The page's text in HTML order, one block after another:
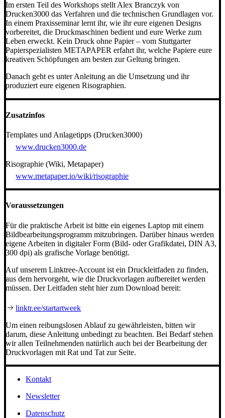
Im ersten Teil des Workshops stellt Alex Branczyk von
Drucken3000 das Verfahren und die technischen Grundlagen vor.
In einem Praxisseminar lernt ihr, wie ihr eure eigenen Designs
vorbereitet, die Druckmaschinen bedient und eure Werke zum
Leben erweckt. Kein Druck ohne Papier – vom Stuttgarter
Papierspezialisten METAPAPER erfahrt ihr, welche Papiere eure
kreativen Schöpfungen am besten zur Geltung bringen.
Danach geht es unter Anleitung an die Umsetzung und ihr
produziert eure eigenen Risographien.
Zusatzinfos
Templates und Anlagetipps (Drucken3000)
www.drucken3000.de
Risographie (Wiki, Metapaper)
www.metapaper.io/wiki/risographie
Voraussetzungen
Für die praktische Arbeit ist bitte ein eigenes Laptop mit einem
Bildbearbeitungsprogramm mitzubringen. Darüber hinaus werden
eigene Arbeiten in digitaler Form (Bild- oder Grafikdatei, DIN A3,
300 dpi) als grafische Vorlage benötigt.
Auf unserem Linktree-Account ist ein Druckleitfaden zu finden,
aus dem hervorgeht, wie die Druckvorlagen aufbereitet werden
müssen. Der Leitfaden steht hier zum Download bereit:
linktr.ee/startartweek
Um einen reibungslosen Ablauf zu gewährleisten, bitten wir
darum, diese Anleitung unbedingt zu beachten. Bei Bedarf stehen
wir allen Teilnehmenden natürlich auch bei der Bearbeitung der
Druckvorlagen mit Rat und Tat zur Seite.
Kontakt
Newsletter
Datenschutz